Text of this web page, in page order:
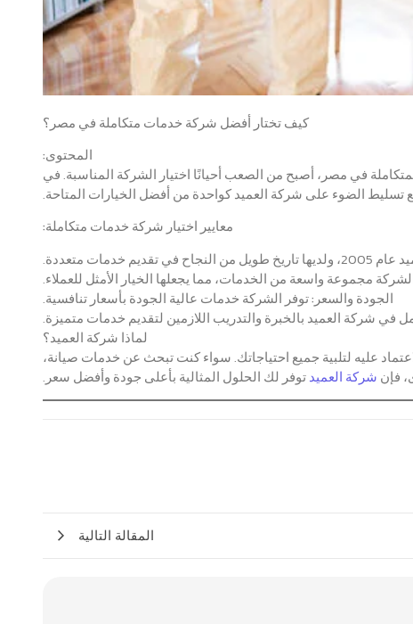
كيف تختار أفضل شركة خدمات متكاملة في مصر؟
المحتوى:
في مصر، أصبح من الصعب أحيانًا اختيار الشركة المناسبة. في
تسليط الضوء على شركة العميد كواحدة من أفضل الخيارات المتاحة.
معايير اختيار شركة خدمات متكاملة:
خدمات متعددة.
مجموعة واسعة من الخدمات، مما يجعلها الخيار الأمثل للعملاء.
الجودة والسعر:توفر الشركة خدمات عالية الجودة بأسعار تنافسية.
في شركة العميد بالخبرة والتدريب اللازمين لتقديم خدمات متميزة.
لماذا شركة العميد؟
عليه لتلبية جميع احتياجاتك. سواء كنت تبحث عن خدمات صيانة،
فإن شركة العميدتوفر لك الحلول المثالية بأعلى جودة وأفضل سعر.
المقالة التالية